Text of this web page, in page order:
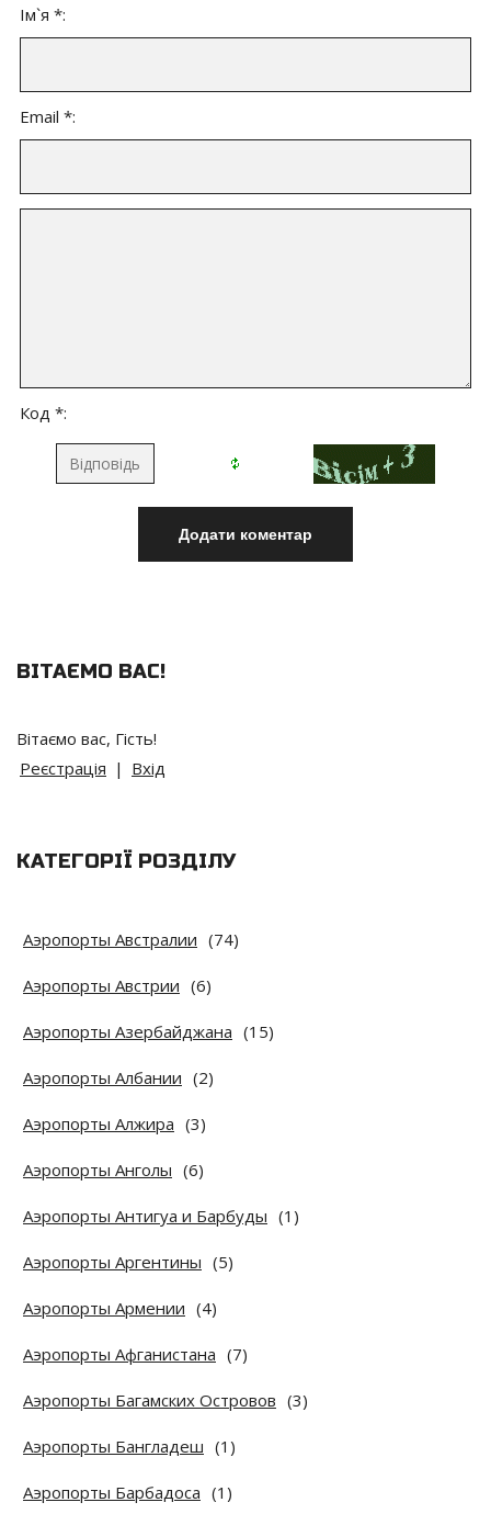
Ім`я *:
Email *:
Код *:
ВІТАЄМО ВАС!
Вітаємо вас, Гість!
Реєстрація | Вхід
КАТЕГОРІЇ РОЗДІЛУ
Аэропорты Австралии (74)
Аэропорты Австрии (6)
Аэропорты Азербайджана (15)
Аэропорты Албании (2)
Аэропорты Алжира (3)
Аэропорты Анголы (6)
Аэропорты Антигуа и Барбуды (1)
Аэропорты Аргентины (5)
Аэропорты Армении (4)
Аэропорты Афганистана (7)
Аэропорты Багамских Островов (3)
Аэропорты Бангладеш (1)
Аэропорты Барбадоса (1)